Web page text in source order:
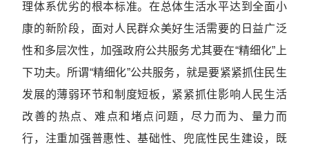
理体系优劣的根本标准。在总体生活水平达到全面小
康的新阶段，面对人民群众美好生活需要的日益广泛
性和多层次性，加强政府公共服务尤其要在“精细化”上
下功夫。所谓“精细化”公共服务，就是要紧紧抓住民生
发展的薄弱环节和制度短板，紧紧抓住影响人民生活
改善的热点、难点和堵点问题，尽力而为、量力而
行，注重加强普惠性、基础性、兜底性民生建设，既